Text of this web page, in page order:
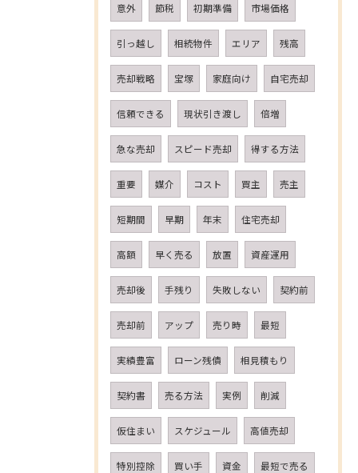
意外 節税 初期準備 市場価格
引っ越し 相続物件 エリア 残高
売却戦略 宝塚 家庭向け 自宅売却
信頼できる 現状引き渡し 倍増
急な売却 スピード売却 得する方法
重要 媒介 コスト 買主 売主
短期間 早期 年末 住宅売却
高額 早く売る 放置 資産運用
売却後 手残り 失敗しない 契約前
売却前 アップ 売り時 最短
実績豊富 ローン残債 相見積もり
契約書 売る方法 実例 削減
仮住まい スケジュール 高値売却
特別控除 買い手 資金 最短で売る